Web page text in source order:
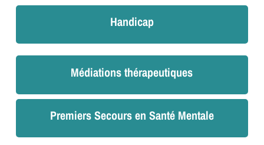
Handicap
Médiations thérapeutiques
Premiers Secours en Santé Mentale